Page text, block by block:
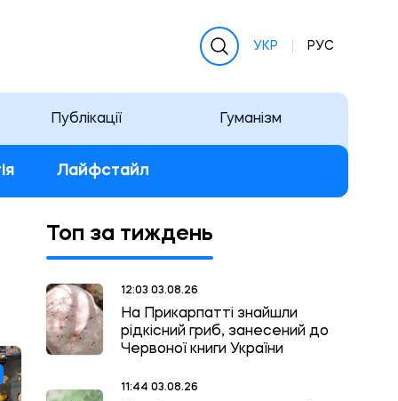
УКР РУС
Публікації Гуманізм
Лайфстайл
Топ за тиждень
12:03 03.08.26
На Прикарпатті знайшли
рідкісний гриб, занесений до
Червоної книги України
11:44 03.08.26